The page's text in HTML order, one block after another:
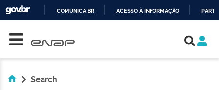
COMUNICA BR ACESSO À INFORMAÇÃO
Search